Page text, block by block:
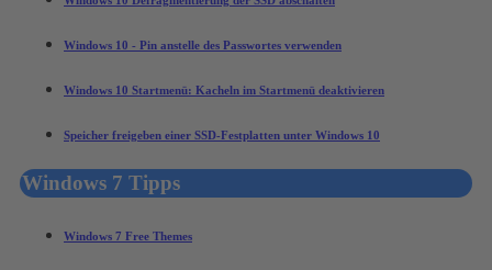
Windows 10 - Pin anstelle des Passwortes verwenden
Windows 10 Startmenü: Kacheln im Startmenü deaktivieren
Speicher freigeben einer SSD-Festplatten unter Windows 10
Windows 7 Tipps
Windows 7 Free Themes